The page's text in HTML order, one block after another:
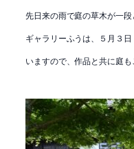
先日来の雨で庭の草木が一段
ギャラリーふうは、５月３
いますので、作品と共に庭も